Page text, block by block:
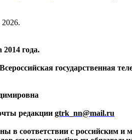
2026.
года.
государственная
редакции gtrk_nn@mail.ru
соответствии с российским